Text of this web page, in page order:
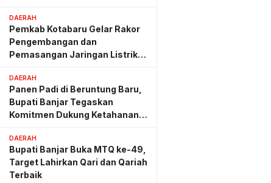
DAERAH
Pemkab Kotabaru Gelar Rakor
Pengembangan dan
Pemasangan Jaringan Listrik
DAERAH
Panen Padi di Beruntung Baru,
Bupati Banjar Tegaskan
Komitmen Dukung Ketahanan
DAERAH
Bupati Banjar Buka MTQ ke-49,
Target Lahirkan Qari dan Qariah
Terbaik